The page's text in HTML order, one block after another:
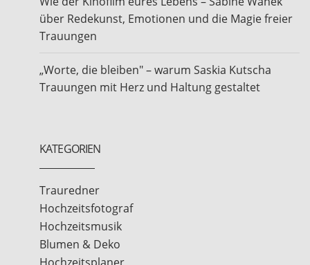
über Redekunst, Emotionen und die Magie freier
Trauungen
„Worte, die bleiben" – warum Saskia Kutscha
Trauungen mit Herz und Haltung gestaltet
KATEGORIEN
Trauredner
Hochzeitsfotograf
Hochzeitsmusik
Blumen & Deko